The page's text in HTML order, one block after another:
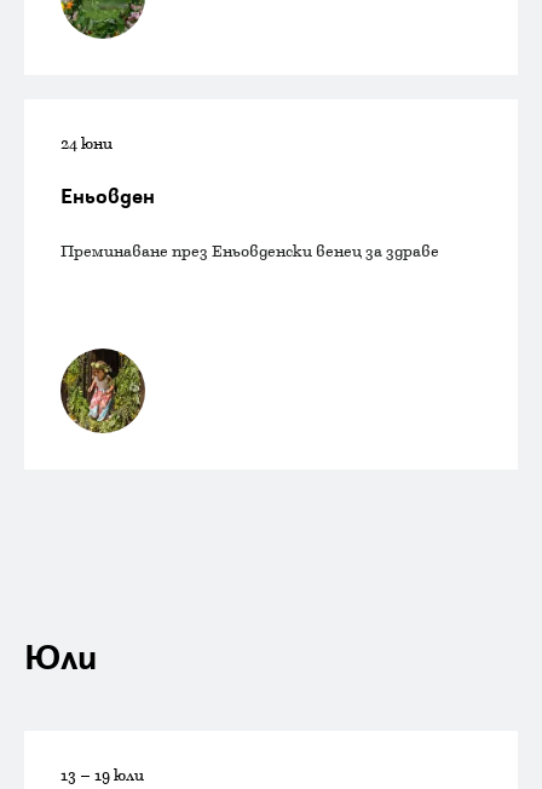
24 юни
Еньовден
Преминаване през Еньовденски венец за здраве
Юли
13 – 19 юли